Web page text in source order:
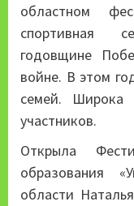
областном
спортивная
годовщине
войне. В этом
семей. Широка
участников.
Открыла
образования
области